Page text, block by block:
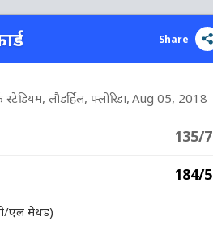
Share
स्टेडियम, लौडर्हिल, फ्लोरिडा, Aug 05, 2018
135/7
184/5
एल मेथड)